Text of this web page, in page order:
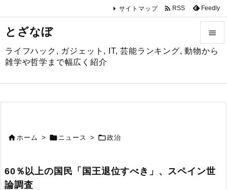
とざなぼ
ライフハック, ガジェット, IT, 芸能ランキング, 動物から
雑学や哲学まで幅広く紹介



サイトマップ  RSS Feedly
ホーム >  ニュース > 政治
60％以上の国民「国王退位すべき」、スペイン世
論調査